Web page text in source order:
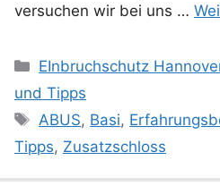
versuchen wir bei uns …
Kategorien
EInbruchschutz
und Tipps
Schlagwörter
ABUS, Basi,
Tipps, Zusatzschloss